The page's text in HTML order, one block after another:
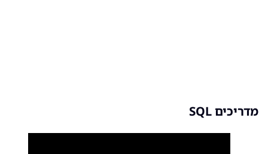
מדריכים SQL